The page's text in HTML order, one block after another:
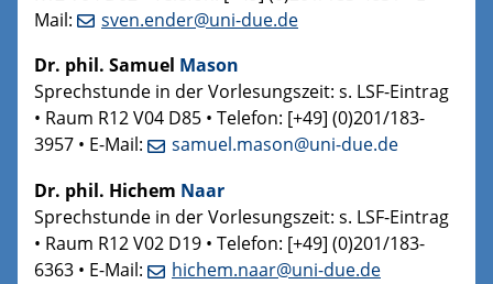
Mail:
sven.ender@uni-due.de
Dr. phil. Samuel Mason
Sprechstunde in der Vorlesungszeit: s. LSF-Eintrag
• Raum R12 V04 D85 • Telefon: [+49] (0)201/183-
3957 • E-Mail:
samuel.mason@uni-due.de
Dr. phil. Hichem Naar
Sprechstunde in der Vorlesungszeit: s. LSF-Eintrag
• Raum R12 V02 D19 • Telefon: [+49] (0)201/183-
6363 • E-Mail:
hichem.naar@uni-due.de